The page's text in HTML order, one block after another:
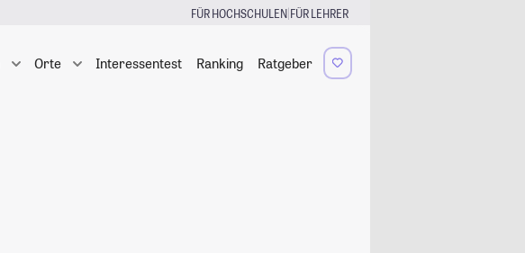
FÜR HOCHSCHULEN|FÜR LEHRER
Orte Interessentest Ranking Ratgeber